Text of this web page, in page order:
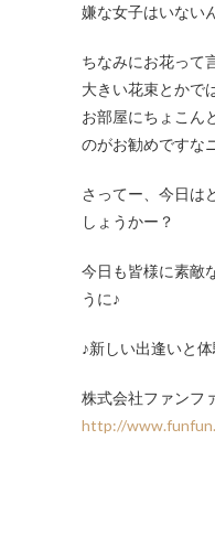
嫌な女子はいない
ちなみにお花って
大きい花束とかで
お部屋にちょこん
のがお勧めですな
さってー、今日は
しょうかー？
今日も皆様に素敵
うに♪
♪新しい出逢いと
株式会社ファンフ
http://